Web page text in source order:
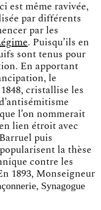
est même ravivée,
par différents
par les
. Puisqu’ils en
sont tenus pour
En apportant
le
cristallise les
l’on nommerait
lien étroit avec
puis
la thèse
contre les
1893, Monseigneur
Synagogue